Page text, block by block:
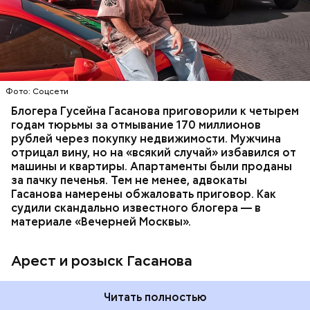
Фото: Соцсети
Блогера Гусейна Гасанова приговорили к четырем
годам тюрьмы за отмывание 170 миллионов
рублей через покупку недвижимости. Мужчина
отрицал вину, но на «всякий случай» избавился от
машины и квартиры. Апартаменты были проданы
за пачку печенья. Тем не менее, адвокаты
Гасанова намерены обжаловать приговор. Как
судили скандально известного блогера — в
материале «Вечерней Москвы».
Арест и розыск Гасанова
В его отношении возбудили уголовное дело о
неуплате налогов и легализации преступных
доходов в особо крупном размере. В тот же день
мужчину заочно арестовали.
Читать полностью
НАЛОГИ ПОИСК ЛЮДЕЙ ДЕНЬГИ
МВД
ГАСАН ГУСЕЙНОВ
Началось расследование. В квартире потерпевших
Молодого человека задержали. На первом же
допросе он признался, что планировал отравить
только отчима. Тогда следователи посчитали, что
мотивом преступления была квартира родителей,
которая в случае их смерти перешла бы сыну. Но
спустя несколько дней Миссюра заявил, что ранее
уже травил других людей.